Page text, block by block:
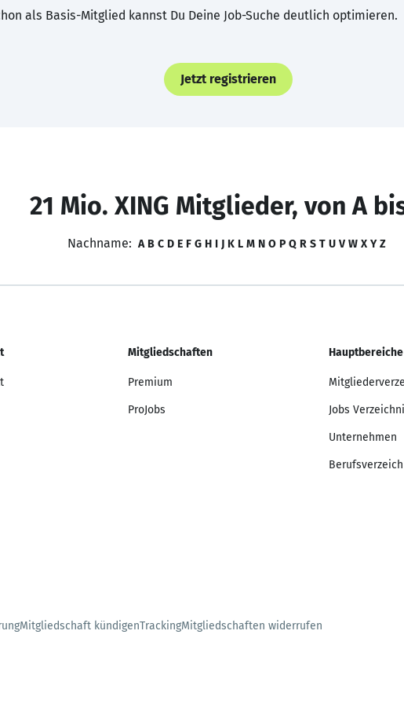
als Basis-Mitglied kannst Du Deine Job-Suche deutlich optimieren.
Jetzt registrieren
21 Mio. XING Mitglieder, von A
Nachname: A B C D E F G H I J K L M N O P Q R S T U V W X Y Z
Mitgliedschaften
Premium
ProJobs
Hauptbereiche
Jobs
Unternehmen
Mitgliedschaft kündigenTrackingMitgliedschaften widerrufen